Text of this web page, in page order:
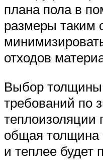
плана пола в
размеры таким
отходов
Выбор толщины
требований по
общая толщина
и теплее будет